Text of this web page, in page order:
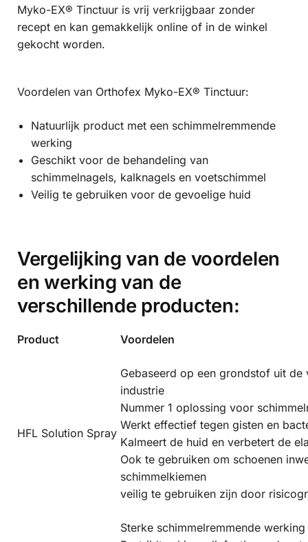
Myko-EX® Tinctuur is vrij verkrijgbaar zonder
recept en kan gemakkelijk online of in de winkel
gekocht worden.
Voordelen van Orthofex Myko-EX® Tinctuur:
Natuurlijk product met een schimmelremmende
werking
Geschikt voor de behandeling van
schimmelnagels, kalknagels en voetschimmel
Veilig te gebruiken voor de gevoelige huid
Vergelijking van de voordelen
en werking van de
verschillende producten:
Product Voordelen
HFL Solution Spray
Gebaseerd op een grondstof uit de
industrie
Nummer 1 oplossing voor
Werkt effectief tegen gisten en
Kalmeert de huid en verbetert de
Ook te gebruiken om schoenen
schimmelkiemen
veilig te gebruiken zijn door
Sterke schimmelremmende